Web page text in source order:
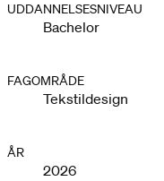
UDDANNELSESNIVEAU
Bachelor
FAGOMRÅDE
Tekstildesign
ÅR
2026